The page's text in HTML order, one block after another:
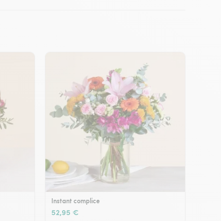
Instant complice
52,95 €